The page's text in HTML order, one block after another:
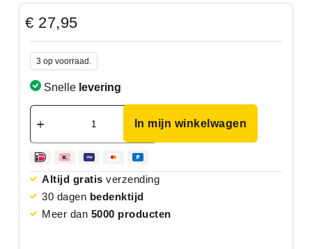
€ 27,95
3 op voorraad.
Snelle levering
In mijn winkelwagen
Altijd gratis verzending
30 dagen bedenktijd
Meer dan 5000 producten